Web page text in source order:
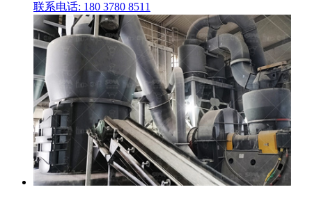
联系电话: 180 3780 8511